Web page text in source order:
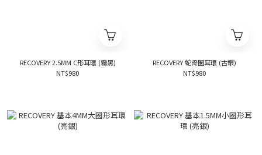
RECOVERY 2.5MM C形耳環 (霧黑)
NT$980
RECOVERY 蛇骨圈耳環 (古銀)
NT$980